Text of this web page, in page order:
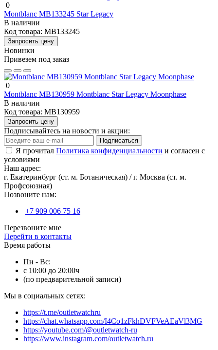
0
Montblanc MB133245 Star Legacy
В наличии
Код товара: MB133245
Запросить цену
Новинки
Привезем под заказ
0
Montblanc MB130959 Montblanc Star Legacy Moonphase
В наличии
Код товара: MB130959
Запросить цену
Подписывайтесь на новости и акции:
Подписаться
Я прочитал Политика конфиденциальности и согласен с
условиями
Наш адрес:
г. Екатеринбург (ст. м. Ботаническая) / г. Москва (ст. м.
Профсоюзная)
Позвоните нам:
+7 909 006 75 16
Перезвоните мне
Перейти в контакты
Время работы
Пн - Вс:
с 10:00 до 20:00ч
(по предварительной записи)
Мы в социальных сетях:
https://t.me/outletwatchru
https://chat.whatsapp.com/I4Co1zFkhDVFVeAEaVl3MG
https://youtube.com/@outletwatch-ru
https://www.instagram.com/outletwatch.ru